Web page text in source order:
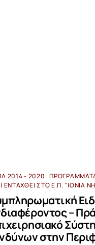
2014 - 2020
ΕΝΤΑΧΘΕΊ ΣΤΟ Ε.Π. "ΙΌΝΙΑ
–
στην